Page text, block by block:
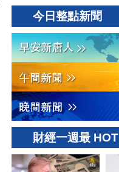
透視美中「鎢礦暗
戰」背後不為人知
的資源爭奪｜#財
經新聞｜
20260804(二)
今日整點新聞
財經一週最 HOT